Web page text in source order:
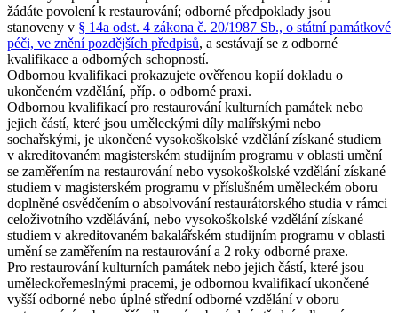
žádáte povolení k restaurování; odborné předpoklady jsou
stanoveny v § 14a odst. 4 zákona č. 20/1987 Sb., o státní památkové
péči, ve znění pozdějších předpisů, a sestávají se z odborné
kvalifikace a odborných schopností.
Odbornou kvalifikaci prokazujete ověřenou kopií dokladu o
ukončeném vzdělání, příp. o odborné praxi.
Odbornou kvalifikací pro restaurování kulturních památek nebo
jejich částí, které jsou uměleckými díly malířskými nebo
sochařskými, je ukončené vysokoškolské vzdělání získané studiem
v akreditovaném magisterském studijním programu v oblasti umění
se zaměřením na restaurování nebo vysokoškolské vzdělání získané
studiem v magisterském programu v příslušném uměleckém oboru
doplněné osvědčením o absolvování restaurátorského studia v rámci
celoživotního vzdělávání, nebo vysokoškolské vzdělání získané
studiem v akreditovaném bakalářském studijním programu v oblasti
umění se zaměřením na restaurování a 2 roky odborné praxe.
Pro restaurování kulturních památek nebo jejich částí, které jsou
uměleckořemeslnými pracemi, je odbornou kvalifikací ukončené
vyšší odborné nebo úplné střední odborné vzdělání v oboru